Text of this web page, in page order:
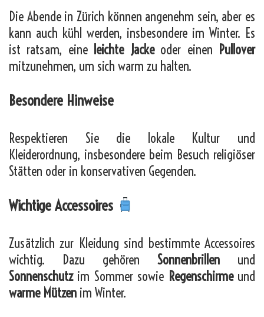
Die Abende in Zürich können angenehm sein, aber es
kann auch kühl werden, insbesondere im Winter. Es
ist ratsam, eine leichte Jackeoder einen Pullover
mitzunehmen, um sich warm zu halten.
Besondere Hinweise
Respektieren Sie die lokale Kultur und
Kleiderordnung, insbesondere beim Besuch religiöser
Stätten oder in konservativen Gegenden.
Wichtige Accessoires
Zusätzlich zur Kleidung sind bestimmte Accessoires
wichtig. Dazu gehören Sonnenbrillen und
Sonnenschutzim Sommer sowie Regenschirmeund
warme Mützen im Winter.